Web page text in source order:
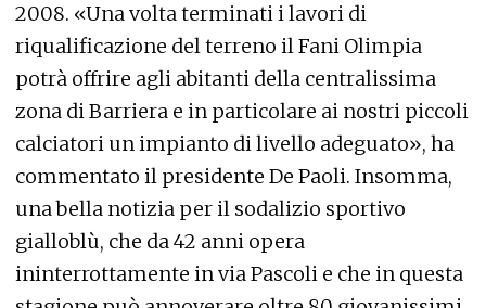
2008. «Una volta terminati i lavori di
riqualificazione del terreno il Fani Olimpia
potrà offrire agli abitanti della centralissima
zona di Barriera e in particolare ai nostri piccoli
calciatori un impianto di livello adeguato», ha
commentato il presidente De Paoli. Insomma,
una bella notizia per il sodalizio sportivo
gialloblù, che da 42 anni opera
ininterrottamente in via Pascoli e che in questa